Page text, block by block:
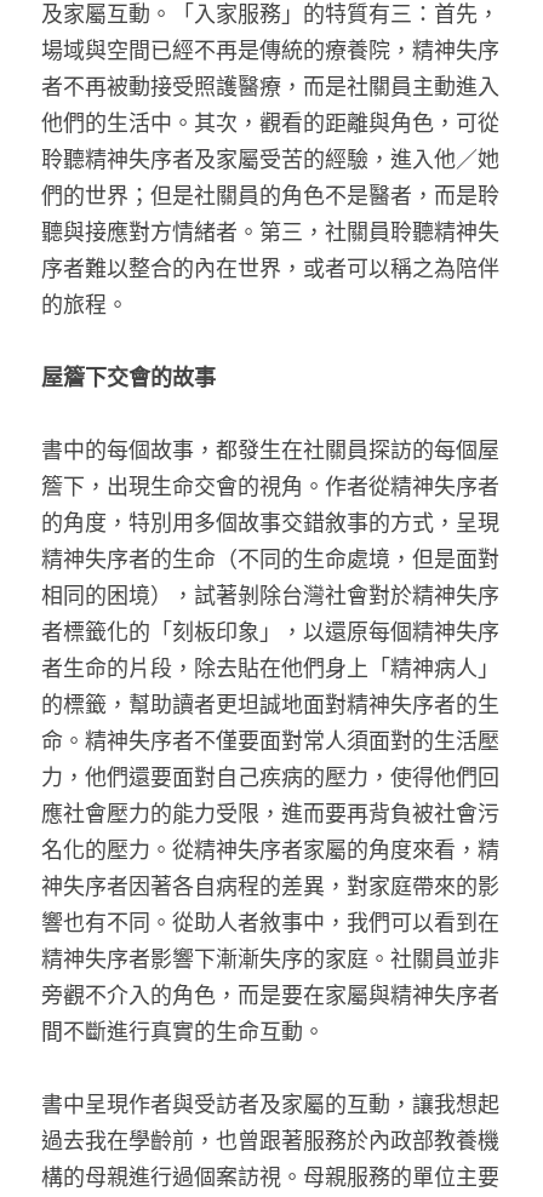
及家屬互動。「入家服務」的特質有三：首先，
場域與空間已經不再是傳統的療養院，精神失序
者不再被動接受照護醫療，而是社關員主動進入
他們的生活中。其次，觀看的距離與角色，可從
聆聽精神失序者及家屬受苦的經驗，進入他／她
們的世界；但是社關員的角色不是醫者，而是聆
聽與接應對方情緒者。第三，社關員聆聽精神失
序者難以整合的內在世界，或者可以稱之為陪伴
的旅程。
屋簷下交會的故事
書中的每個故事，都發生在社關員探訪的每個屋
簷下，出現生命交會的視角。作者從精神失序者
的角度，特別用多個故事交錯敘事的方式，呈現
精神失序者的生命（不同的生命處境，但是面對
相同的困境），試著剝除台灣社會對於精神失序
者標籤化的「刻板印象」，以還原每個精神失序
者生命的片段，除去貼在他們身上「精神病人」
的標籤，幫助讀者更坦誠地面對精神失序者的生
命。精神失序者不僅要面對常人須面對的生活壓
力，他們還要面對自己疾病的壓力，使得他們回
應社會壓力的能力受限，進而要再背負被社會污
名化的壓力。從精神失序者家屬的角度來看，精
神失序者因著各自病程的差異，對家庭帶來的影
響也有不同。從助人者敘事中，我們可以看到在
精神失序者影響下漸漸失序的家庭。社關員並非
旁觀不介入的角色，而是要在家屬與精神失序者
間不斷進行真實的生命互動。
書中呈現作者與受訪者及家屬的互動，讓我想起
過去我在學齡前，也曾跟著服務於內政部教養機
構的母親進行過個案訪視。母親服務的單位主要